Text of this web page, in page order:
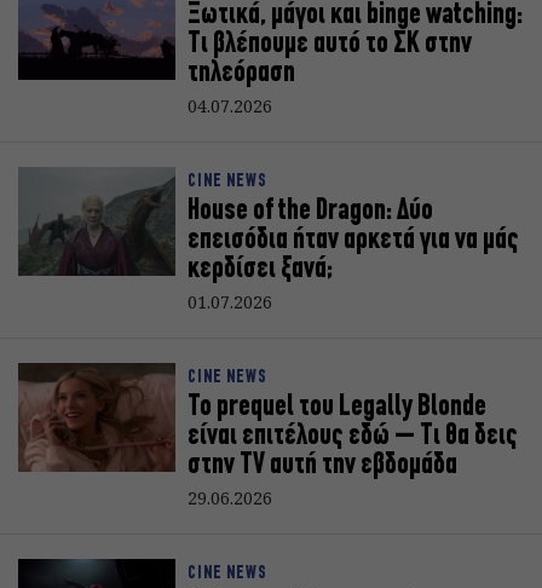
Ξωτικά, μάγοι και binge watching:
Τι βλέπουμε αυτό το ΣΚ στην
τηλεόραση
04.07.2026
CINE NEWS
House of the Dragon: Δύο
επεισόδια ήταν αρκετά για να μάς
κερδίσει ξανά;
01.07.2026
CINE NEWS
Το prequel του Legally Blonde
είναι επιτέλους εδώ – Τι θα δεις
στην TV αυτή την εβδομάδα
29.06.2026
CINE NEWS